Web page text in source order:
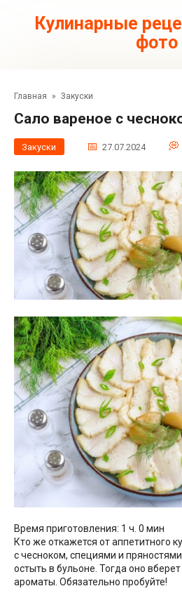
контентуКулинарные
фото
Главная » Закуски
Сало вареное с
Закуски 27.07.2024
Время приготовления: 1 ч. 0 мин
Кто же откажется от аппетитного
с чесноком, специями и
остыть в бульоне. Тогда оно
ароматы. Обязательно пробуйте!